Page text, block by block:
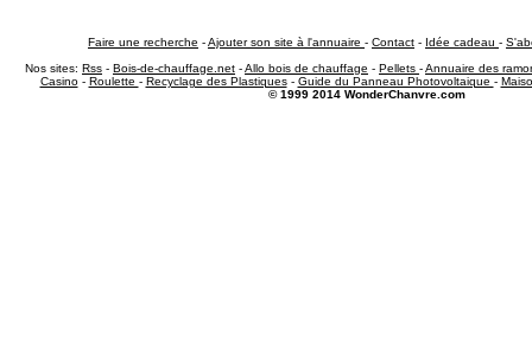
Faire une recherche -Ajouter son site à l'annuaire - Contact - Idée cadeau -
Nos sites: Rss - Bois-de-chauffage.net -Allo bois de chauffage - Pellets -Annuaire des
Casino- Roulette - Recyclage des Plastiques- Guide du Panneau Photovoltaique -
© 1999 2014 WonderChanvre.com